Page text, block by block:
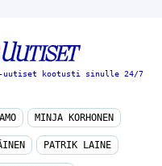
uutiset kootusti sinulle 24/7
MINJA KORHONEN
PATRIK LAINE